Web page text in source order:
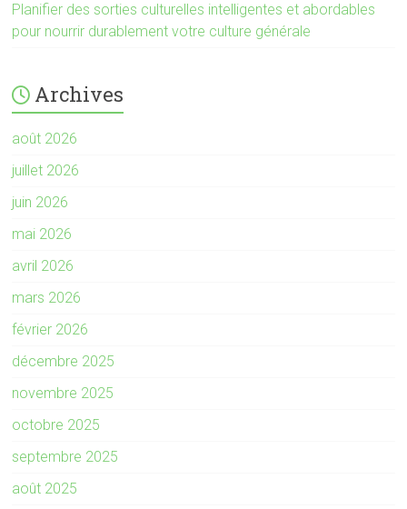
Planifier des sorties culturelles intelligentes et abordables
pour nourrir durablement votre culture générale
Archives
août 2026
juillet 2026
juin 2026
mai 2026
avril 2026
mars 2026
février 2026
décembre 2025
novembre 2025
octobre 2025
septembre 2025
août 2025